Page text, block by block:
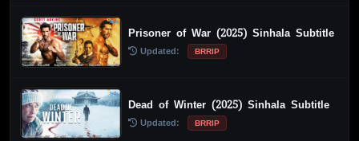
Prisoner of War (2025) Sinhala Subtitle
Updated: BRRIP
Dead of Winter (2025) Sinhala Subtitle
Updated: BRRIP